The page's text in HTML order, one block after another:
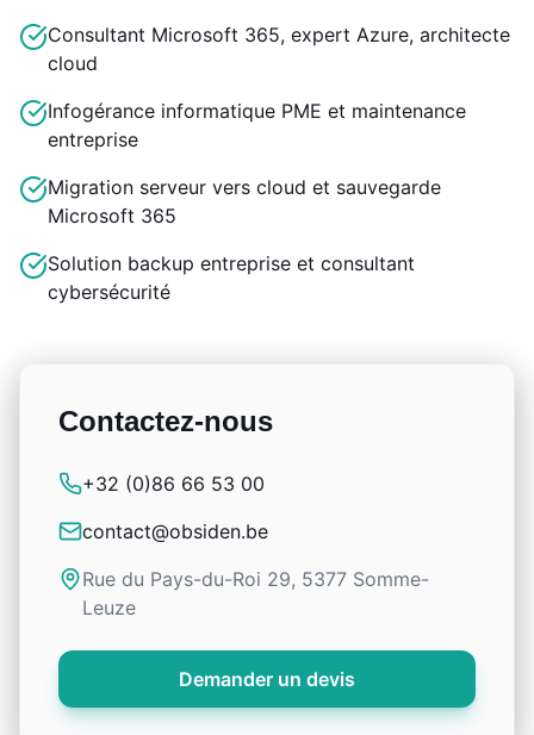
Consultant Microsoft 365, expert Azure, architecte
cloud
Infogérance informatique PME et maintenance
entreprise
Migration serveur vers cloud et sauvegarde
Microsoft 365
Solution backup entreprise et consultant
cybersécurité
Contactez-nous
+32 (0)86 66 53 00
contact@obsiden.be
Rue du Pays-du-Roi 29, 5377 Somme-
Leuze
Demander un devis